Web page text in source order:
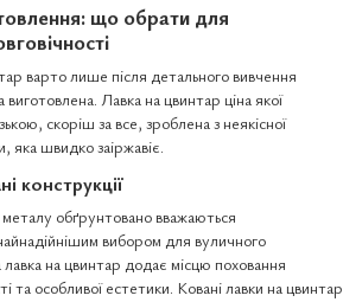
що обрати для
варто лише після детального вивчення
виготовлена. Лавка на цвинтар ціна якої
скоріш за все, зроблена з неякісної
яка швидко заіржавіє.
конструкції
обґрунтовано вважаються
вибором для вуличного
на цвинтар додає місцю поховання
та особливої естетики. Ковані лавки на цвинтар